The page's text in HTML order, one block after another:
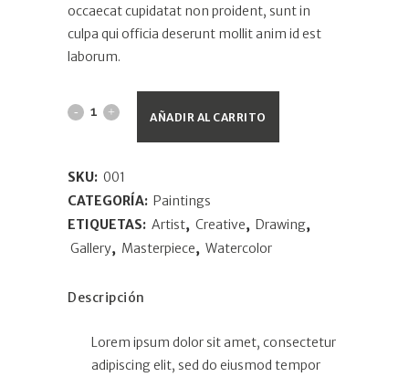
occaecat cupidatat non proident, sunt in
culpa qui officia deserunt mollit anim id est
laborum.
AÑADIR AL CARRITO
SKU: 001
CATEGORÍA: Paintings
ETIQUETAS: Artist, Creative, Drawing,
Gallery, Masterpiece, Watercolor
Descripción
Lorem ipsum dolor sit amet, consectetur
adipiscing elit, sed do eiusmod tempor